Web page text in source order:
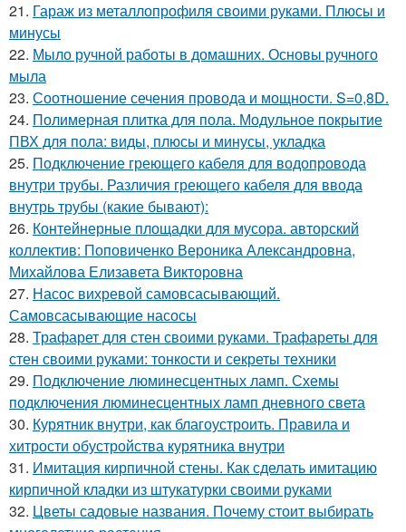
21. Гараж из металлопрофиля своими руками. Плюсы и
минусы
22. Мыло ручной работы в домашних. Основы ручного
мыла
23. Соотношение сечения провода и мощности. S=0,8D.
24. Полимерная плитка для пола. Модульное покрытие
ПВХ для пола: виды, плюсы и минусы, укладка
25. Подключение греющего кабеля для водопровода
внутри трубы. Различия греющего кабеля для ввода
внутрь трубы (какие бывают):
26. Контейнерные площадки для мусора. авторский
коллектив: Поповиченко Вероника Александровна,
Михайлова Елизавета Викторовна
27. Насос вихревой самовсасывающий.
Самовсасывающие насосы
28. Трафарет для стен своими руками. Трафареты для
стен своими руками: тонкости и секреты техники
29. Подключение люминесцентных ламп. Схемы
подключения люминесцентных ламп дневного света
30. Курятник внутри, как благоустроить. Правила и
хитрости обустройства курятника внутри
31. Имитация кирпичной стены. Как сделать имитацию
кирпичной кладки из штукатурки своими руками
32. Цветы садовые названия. Почему стоит выбирать